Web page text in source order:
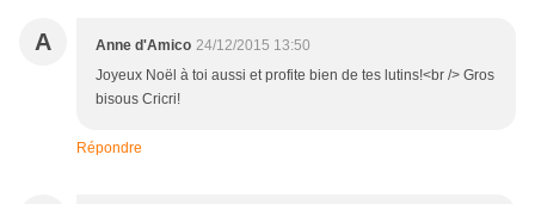
A Anne d'Amico 24/12/2015 13:50
Joyeux Noël à toi aussi et profite bien de tes lutins!<br /> Gros
bisous Cricri!
Répondre